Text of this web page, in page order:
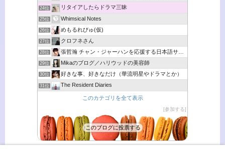
24位 リタイアしたらドラマ三昧
25位 Whimsical Notes
26位 めもるれびゅ(仮)
27位 クロフネさん
28位 張哲瀚 チャン・ジャーハンを応援する日本語サイト
29位 Mikaのブログ／ハリウッドの美容師
30位 好きな事、好きなだけ（華流明星やドラマとか）
31位 The Resident Diaries
このカテゴリを全て表示
参加する
このブログに投票する